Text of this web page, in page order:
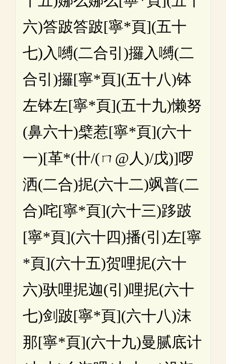
六)答跛答跛[寧*頁](五十
七)入嚩(二合引)攞入嚩(二
合引)攞[寧*頁](五十八)钵
左钵左[寧*頁](五十九)懒努
(鼻六十)檗惹[寧*頁](六十
一)[革*(卄/(ㄇ@人)/戊)]啰
洒(二合)抳(六十二)飒普(二
合)咤[寧*頁](六十三)跢跛
[寧*頁](六十四)播(引)左[寧
*頁](六十五)贺哩抳(六十
六)驮哩抳迦(引)哩抳(六十
七)剑跛[寧*頁](六十八)沫
那[寧*頁](六十九)曼腻底计